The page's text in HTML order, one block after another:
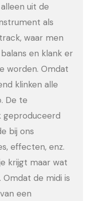
uit de
als
waar men
en klank er
worden. Omdat
klinken alle
De te
geproduceerd
bij ons
effecten, enz.
krijgt maar wat
Omdat de midi is
een